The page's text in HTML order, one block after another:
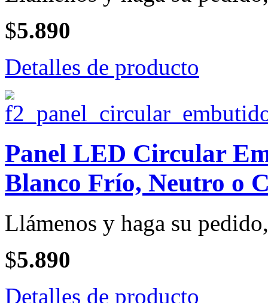
$5.890
Detalles de producto
Panel LED Circular
Blanco Frío, Neutro o
Llámenos y haga su
$5.890
Detalles de producto